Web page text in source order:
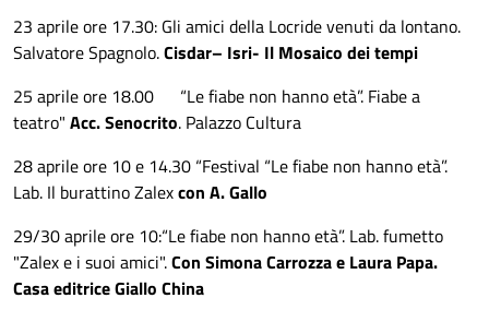
23 aprile ore 17.30: Gli amici della Locride venuti da lontano.
Salvatore Spagnolo.Cisdar– Isri- Il Mosaico dei tempi
25 aprile ore 18.00 “Le fiabe non hanno età”. Fiabe a
teatro" Acc. Senocrito. Palazzo Cultura
28 aprile ore 10 e 14.30 “Festival “Le fiabe non hanno età”.
Lab. Il burattino Zalexcon A. Gallo
29/30 aprile ore 10:“Le fiabe non hanno età”. Lab. fumetto
"Zalex e i suoi amici".Con Simona Carrozza e Laura Papa.
Casa editrice Giallo China